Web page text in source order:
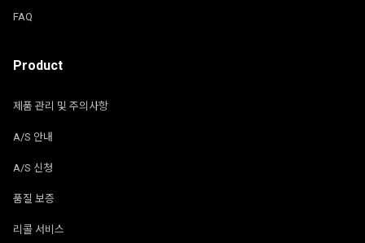
FAQ
Product
제품 관리 및 주의사항
A/S 안내
A/S 신청
품질 보증
리콜 서비스